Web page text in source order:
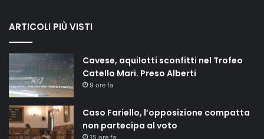
ARTICOLI PIÙ VISTI
Cavese, aquilotti sconfitti nel Trofeo
Catello Mari. Preso Alberti
9 ore fa
Caso Fariello, l’opposizione compatta
non partecipa al voto
15 ore fa